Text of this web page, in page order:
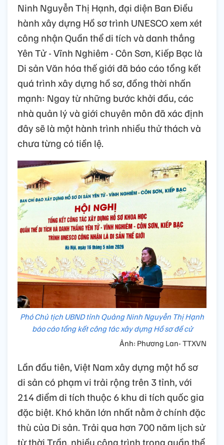
Ninh Nguyễn Thị Hạnh, đại diện Ban Điều
hành xây dựng Hồ sơ trình UNESCO xem xét
công nhận Quần thể di tích và danh thắng
Yên Tử - Vĩnh Nghiêm - Côn Sơn, Kiếp Bạc là
Di sản Văn hóa thế giới đã báo cáo tổng kết
quá trình xây dựng hồ sơ, đồng thời nhấn
mạnh: Ngay từ những bước khởi đầu, các
nhà quản lý và giới chuyên môn đã xác định
đây sẽ là một hành trình nhiều thử thách và
chưa từng có tiền lệ.
Phó Chủ tịch UBND tỉnh Quảng Ninh Nguyễn Thị Hạnh
báo cáo tổng kết công tác xây dựng Hồ sơ đề cử
Ảnh: Phương Lan- TTXVN
Lần đầu tiên, Việt Nam xây dựng một hồ sơ
di sản có phạm vi trải rộng trên 3 tỉnh, với
214 điểm di tích thuộc 6 khu di tích quốc gia
đặc biệt. Khó khăn lớn nhất nằm ở chính đặc
thù của Di sản. Trải qua hơn 700 năm lịch sử
từ thời Trần, nhiều công trình trong quần thể